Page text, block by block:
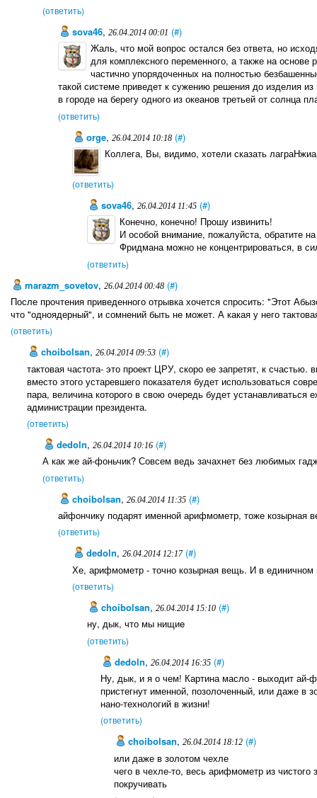
(ответить)
sova46, 26.04.2014 00:01 (#)
Жаль, что мой вопрос остался без ответа, но
для комплексного переменного, а также на
частично упорядоченных на полностью
такой системе приведет к сужению решения до изделия
в городе на берегу одного из океанов третьей от солнца
(ответить)
orge,26.04.2014 10:18 (#)
Коллега, Вы, видимо, хотели сказать
(ответить)
sova46, 26.04.2014 11:45 (#)
Конечно, конечно! Прошу извинить!
И особой внимание, пожалуйста, обратите
Фридмана можно не концентрироваться, в
(ответить)
marazm_sovetov, 26.04.2014 00:48 (#)
После прочтения приведенного отрывка хочется спросить: "Этот
что "одноядерный", и сомнений быть не может. А какая у него
(ответить)
choibolsan, 26.04.2014 09:53 (#)
тактовая частота- это проект ЦРУ, скоро ее запретят, к счастью.
вместо этого устаревшего показателя будет использоваться
пара, величина которого в свою очередь будет
администрации президента.
(ответить)
dedoln,26.04.2014 10:16 (#)
А как же ай-фоньчик? Совсем ведь зачахнет без любимых
(ответить)
choibolsan, 26.04.2014 11:35 (#)
айфончику подарят именной арифмометр, тоже козырная
(ответить)
dedoln,26.04.2014 12:17 (#)
Хе, арифмометр - точно козырная вещь. И в единичном
(ответить)
choibolsan, 26.04.2014 15:10 (#)
ну, дык, что мы нищиe
(ответить)
dedoln,26.04.2014 16:35 (#)
Ну, дык, и я о чем! Картина масло - выходит ай-
пристегнут именной, позолоченный, или даже в
нано-технологий в жизни!
(ответить)
choibolsan,26.04.2014 18:12 (#)
или даже в золотом чехле
чего в чехле-то, весь арифмометр из чистого
покручивать